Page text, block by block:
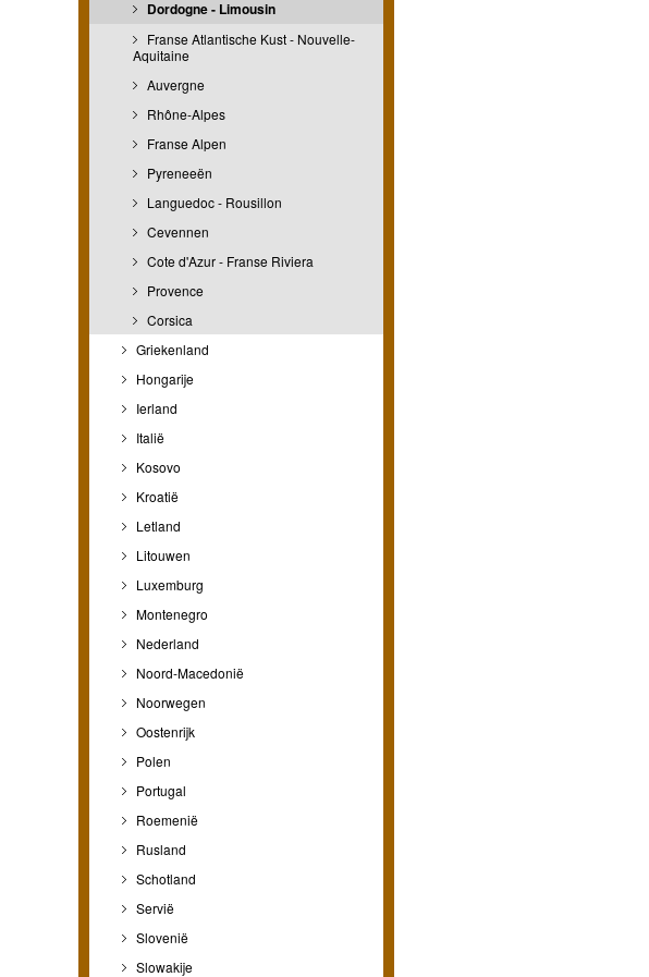
Dordogne - Limousin
Franse Atlantische Kust - Nouvelle-
Aquitaine
Auvergne
Rhône-Alpes
Franse Alpen
Pyreneeën
Languedoc - Rousillon
Cevennen
Cote d'Azur - Franse Riviera
Provence
Corsica
Griekenland
Hongarije
Ierland
Italië
Kosovo
Kroatië
Letland
Litouwen
Luxemburg
Montenegro
Nederland
Noord-Macedonië
Noorwegen
Oostenrijk
Polen
Portugal
Roemenië
Rusland
Schotland
Servië
Slovenië
Slowakije